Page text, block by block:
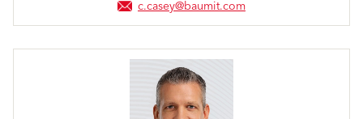
c.casey@baumit.com